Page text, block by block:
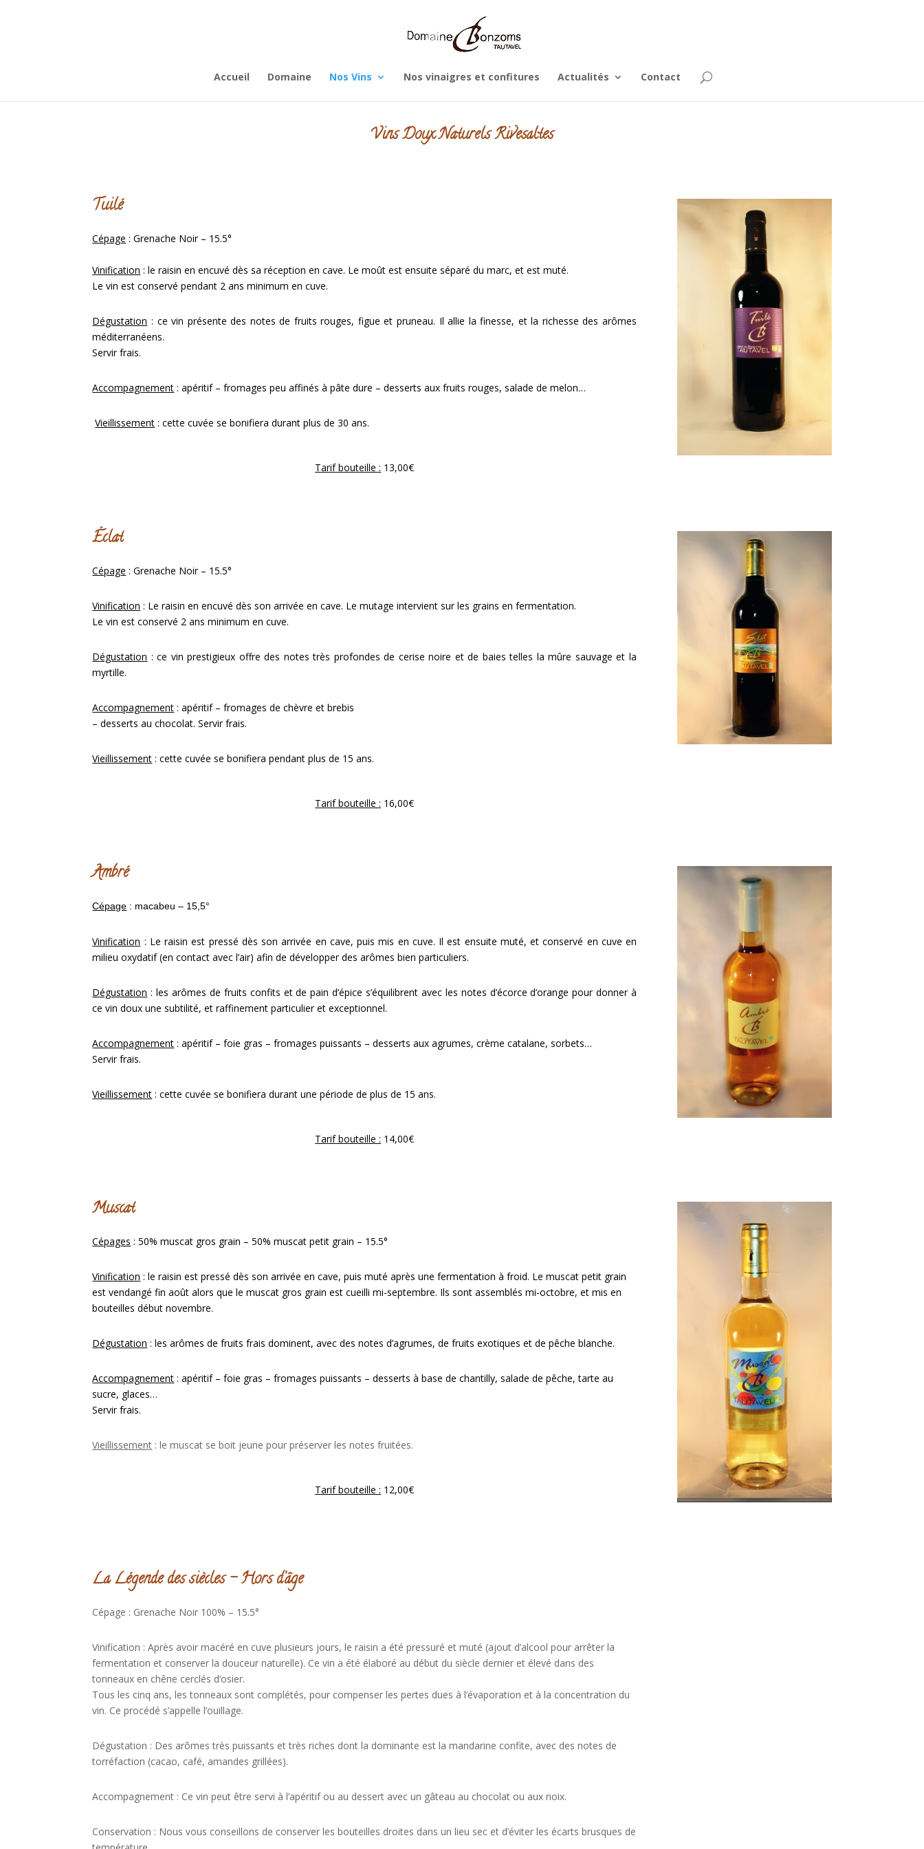
Accueil Domaine Nos Vins Nos vinaigres et confitures Actualités Contact
Vins Doux Naturels Rivesaltes
Tuilé
Cépage : Grenache Noir – 15.5°
Vinification : le raisin en encuvé dès sa réception en cave. Le moût est ensuite séparé du marc, et est muté.
Le vin est conservé pendant 2 ans minimum en cuve.
Dégustation : ce vin présente des notes de fruits rouges, figue et pruneau. Il allie la finesse, et la richesse des arômes
méditerranéens.
Servir frais.
Accompagnement : apéritif – fromages peu affinés à pâte dure – desserts aux fruits rouges, salade de melon…
Vieillissement : cette cuvée se bonifiera durant plus de 30 ans.
Tarif bouteille : 13,00€
Éclat
Cépage : Grenache Noir – 15.5°
Vinification : Le raisin en encuvé dès son arrivée en cave. Le mutage intervient sur les grains en fermentation.
Le vin est conservé 2 ans minimum en cuve.
Dégustation : ce vin prestigieux offre des notes très profondes de cerise noire et de baies telles la mûre sauvage et la
myrtille.
Accompagnement : apéritif – fromages de chèvre et brebis
– desserts au chocolat. Servir frais.
Vieillissement : cette cuvée se bonifiera pendant plus de 15 ans.
Tarif bouteille : 16,00€
Ambré
Cépage : macabeu – 15,5°
Vinification : Le raisin est pressé dès son arrivée en cave, puis mis en cuve. Il est ensuite muté, et conservé en cuve en
milieu oxydatif (en contact avec l’air) afin de développer des arômes bien particuliers.
Dégustation : les arômes de fruits confits et de pain d’épice s’équilibrent avec les notes d’écorce d’orange pour donner à
ce vin doux une subtilité, et raffinement particulier et exceptionnel.
Accompagnement : apéritif – foie gras – fromages puissants – desserts aux agrumes, crème catalane, sorbets…
Servir frais.
Vieillissement : cette cuvée se bonifiera durant une période de plus de 15 ans.
Tarif bouteille : 14,00€
Muscat
Cépages : 50% muscat gros grain – 50% muscat petit grain – 15.5°
Vinification : le raisin est pressé dès son arrivée en cave, puis muté après une fermentation à froid. Le muscat petit grain
est vendangé fin août alors que le muscat gros grain est cueilli mi-septembre. Ils sont assemblés mi-octobre, et mis en
bouteilles début novembre.
Dégustation : les arômes de fruits frais dominent, avec des notes d’agrumes, de fruits exotiques et de pêche blanche.
Accompagnement : apéritif – foie gras – fromages puissants – desserts à base de chantilly, salade de pêche, tarte au
sucre, glaces…
Servir frais.
Vieillissement : le muscat se boit jeune pour préserver les notes fruitées.
Tarif bouteille : 12,00€
La Légende des siècles – Hors d’âge
Cépage : Grenache Noir 100% – 15.5°
Vinification : Après avoir macéré en cuve plusieurs jours, le raisin a été pressuré et muté (ajout d’alcool pour arrêter la
fermentation et conserver la douceur naturelle). Ce vin a été élaboré au début du siècle dernier et élevé dans des
tonneaux en chêne cerclés d’osier.
Tous les cinq ans, les tonneaux sont complétés, pour compenser les pertes dues à l’évaporation et à la concentration du
vin. Ce procédé s’appelle l’ouillage.
Dégustation : Des arômes très puissants et très riches dont la dominante est la mandarine confite, avec des notes de
torréfaction (cacao, café, amandes grillées).
Accompagnement : Ce vin peut être servi à l’apéritif ou au dessert avec un gâteau au chocolat ou aux noix.
Conservation : Nous vous conseillons de conserver les bouteilles droites dans un lieu sec et d’éviter les écarts brusques de